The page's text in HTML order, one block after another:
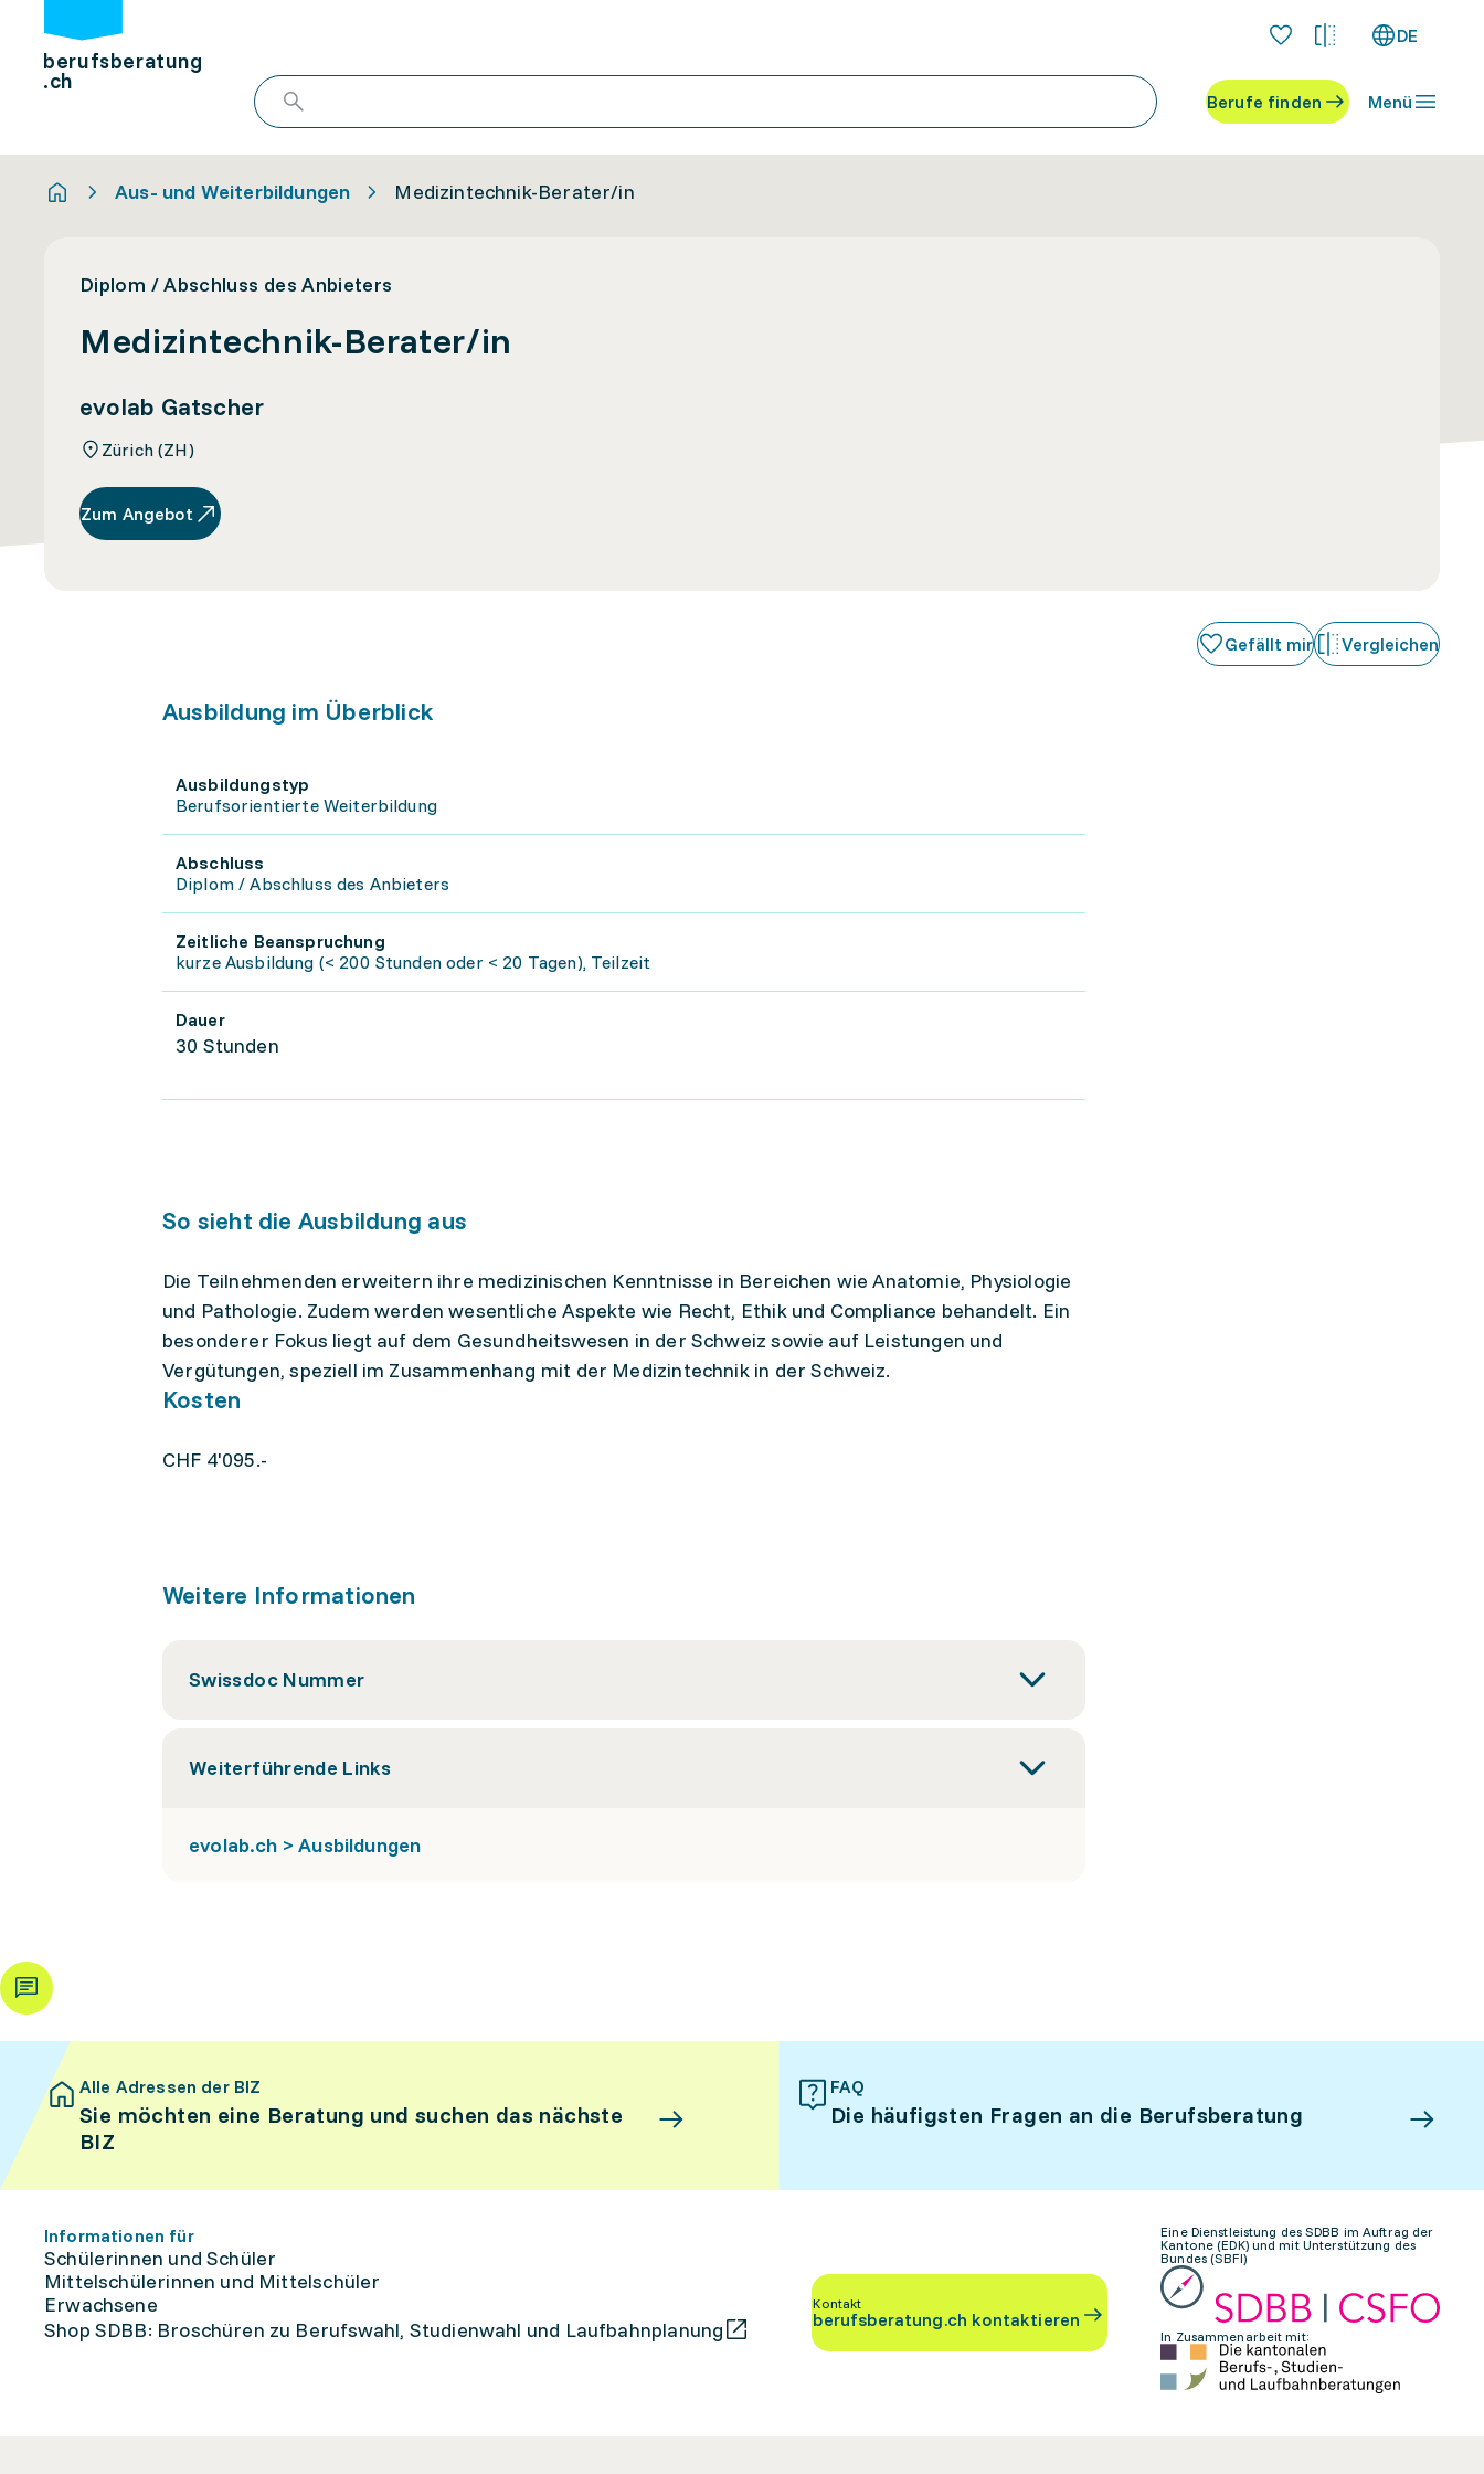
berufsberatung
.ch
DE
Berufe finden Menü
Aus- und Weiterbildungen Medizintechnik-Berater/in
Diplom / Abschluss des Anbieters
Medizintechnik-Berater/in
evolab Gatscher
Zürich (ZH)
Zum Angebot
Gefällt mir Vergleichen
Ausbildung im Überblick
Ausbildungstyp
Berufsorientierte Weiterbildung
Abschluss
Diplom / Abschluss des Anbieters
Zeitliche Beanspruchung
kurze Ausbildung (< 200 Stunden oder < 20 Tagen), Teilzeit
Dauer
30 Stunden
So sieht die Ausbildung aus
Die Teilnehmenden erweitern ihre medizinischen Kenntnisse in Bereichen wie Anatomie, Physiologie
und Pathologie. Zudem werden wesentliche Aspekte wie Recht, Ethik und Compliance behandelt. Ein
besonderer Fokus liegt auf dem Gesundheitswesen in der Schweiz sowie auf Leistungen und
Vergütungen, speziell im Zusammenhang mit der Medizintechnik in der Schweiz.
Kosten
CHF 4'095.-
Weitere Informationen
Swissdoc Nummer
Weiterführende Links
evolab.ch > Ausbildungen
Alle Adressen der BIZ
Sie möchten eine Beratung und suchen das nächste
BIZ
FAQ
Die häufigsten Fragen an die Berufsberatung
Informationen für
Schülerinnen und Schüler
Mittelschülerinnen und Mittelschüler
Erwachsene
Shop SDBB: Broschüren zu Berufswahl, Studienwahl und Laufbahnplanung
Kontakt
berufsberatung.ch kontaktieren
Eine Dienstleistung des SDBB im Auftrag der
Kantone (EDK) und mit Unterstützung des
Bundes (SBFI)
In Zusammenarbeit mit: